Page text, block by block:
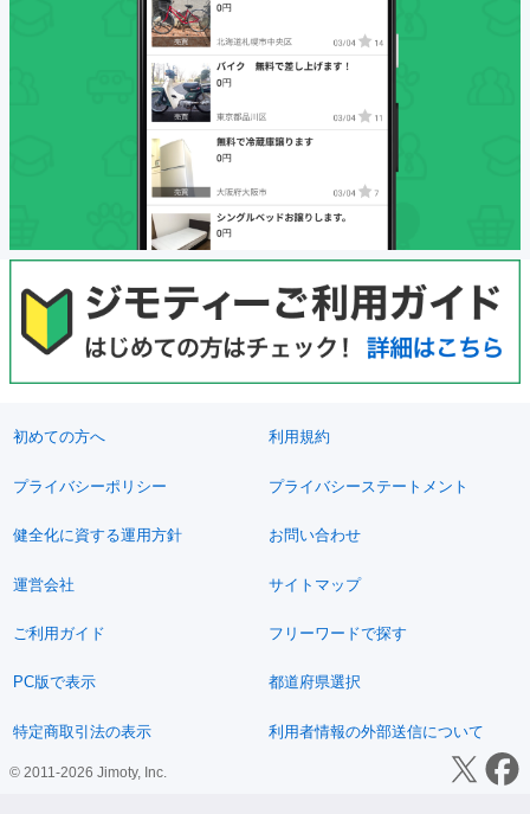
初めての方へ 利用規約
プライバシーポリシー プライバシーステートメント
健全化に資する運用方針 お問い合わせ
運営会社 サイトマップ
ご利用ガイド フリーワードで探す
PC版で表示 都道府県選択
特定商取引法の表示 利用者情報の外部送信について
© 2011-2026 Jimoty, Inc.